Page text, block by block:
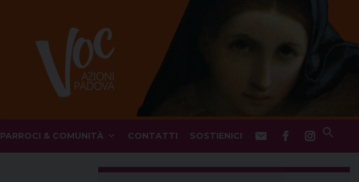
PARROCI & COMUNITÀ CONTATTI SOSTIENICI